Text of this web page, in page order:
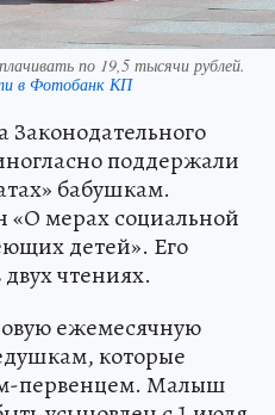
по 19,5 тысячи рублей.
в Фотобанк КП
Законодательного
поддержали
бабушкам.
«О мерах социальной
детей». Его
чтениях.
ежемесячную
которые
первенцем. Малыш